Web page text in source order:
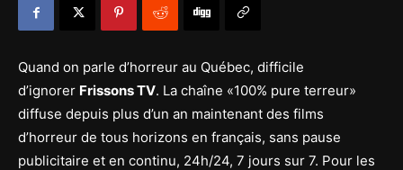
Quand on parle d’horreur au Québec, difficile
d’ignorer Frissons TV. La chaîne «100% pure terreur»
diffuse depuis plus d’un an maintenant des films
d’horreur de tous horizons en français, sans pause
publicitaire et en continu, 24h/24, 7 jours sur 7. Pour les